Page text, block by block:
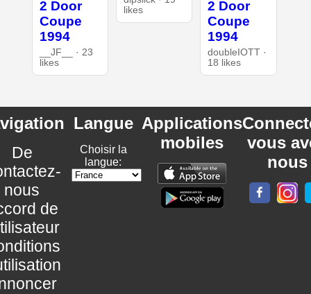
2 Door
Coupe
1994
__JF__ · 23
likes
likes
2 Door
Coupe
1994
doubleIOTT ·
18 likes
De
nous
de
Langue
Choisir la
langue:
Applications
mobiles
vous
nous